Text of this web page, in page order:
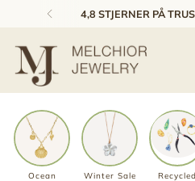
4,8 STJERNER PÅ
Ocean
Winter Sale Recycled